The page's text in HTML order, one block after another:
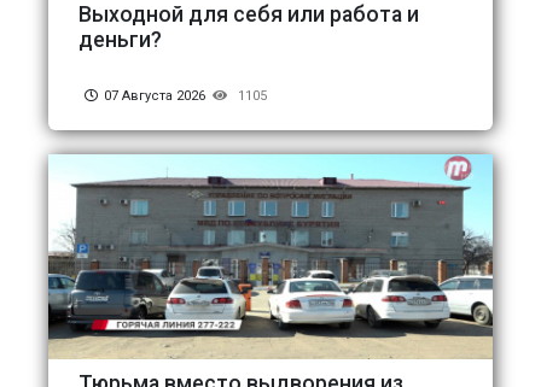
Выходной для себя или работа и
деньги?
07 Августа 2026 1105